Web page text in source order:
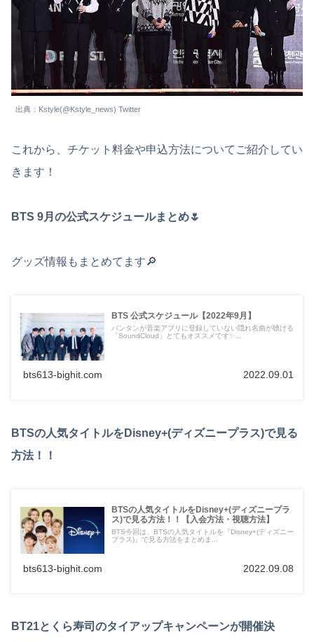
出典：Kstyle(@Kstyle_news) Twitter
これから、チケット料金や申込方法についてご紹介してい
きます！
BTS 9月の公式スケジュールまとめ🌷
グッズ情報もまとめてます🔎
BTS 公式スケジュール【2022年9月】
バンタンが音楽アプリに登録していない隠れ名曲が聴ける
「SoundCloud」とてもオススメです✨...
bts613-bighit.com 2022.09.01
BTSの人気タイトルをDisney+(ディズニープラス)で見る
方法！！
BTSの人気タイトルをDisney+(ディズニープラ
ス)で見る方法！！【入会方法・視聴方法】
BTS今回は、BTSの人気タイトルを『Disney+(ディズニー
プラス)』で見る方法をまとめま...
bts613-bighit.com 2022.09.08
BT21とくら寿司のタイアップキャンペーンが開催決